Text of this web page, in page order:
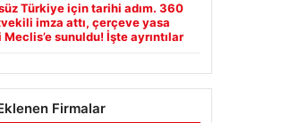
Türkiye için tarihi adım. 360
imza attı, çerçeve yasa
sunuldu! İşte ayrıntılar
Firmalar